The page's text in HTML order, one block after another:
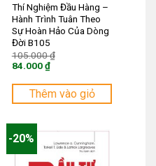
Thí Nghiệm Đầu Hàng –
Hành Trình Tuân Theo
Sự Hoàn Hảo Của Dòng
Đời B105
105.000₫
105.000 ₫.
84.000₫
hiện
là:
Thêm vào giỏ
-20%